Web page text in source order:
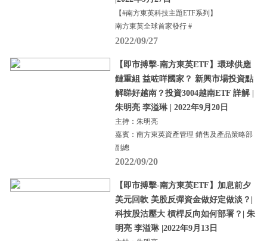
【#南方東英科技主題ETF系列】
南方東英全球首家發行 #
2022/09/27
【即市搏擊-南方東英ETF】環球供應
鏈重組 益咗咩國家？ 新興市場投資點
解睇好越南？投資3004越南ETF 詳解 |
朱明亮 李溢琳 | 2022年9月20日
主持：朱明亮
嘉賓：南方東英資產管理 銷售及產品策略部
副總
2022/09/20
【即市搏擊-南方東英ETF】加息前夕
美元回軟 美股反彈資金做好定做淡？|
科技股沽壓大 槓桿反向如何部署？| 朱
明亮 李溢琳 |2022年9月13日